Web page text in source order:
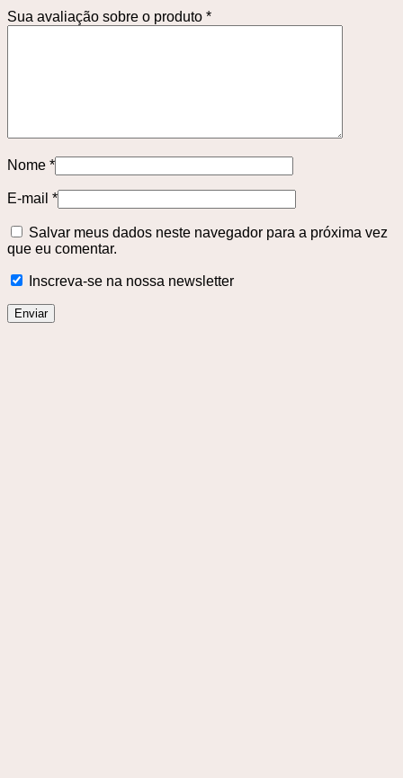
Sua avaliação sobre o produto *
Nome *
E-mail *
Salvar meus dados neste navegador para a próxima vez
que eu comentar.
Inscreva-se na nossa newsletter